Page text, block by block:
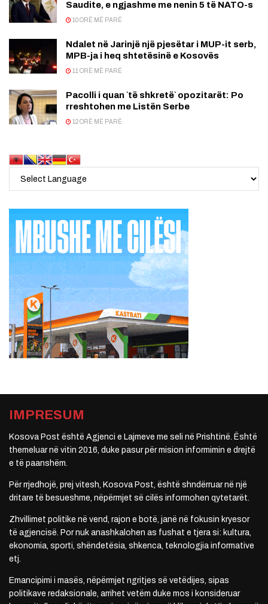
Saudite, e ngjashme me nenin 5 të NATO-s
10 ORË MË PARË
Ndalet në Jarinjë një pjesëtar i MUP-it serb,
MPB-ja i heq shtetësinë e Kosovës
11 ORË MË PARË
Pacolli i quan `të shkretë` opozitarët: Po
rreshtohen me Listën Serbe
12 ORË MË PARË
IMPRESUM
Kosova Post është Agjenci e Lajmeve me seli në Prishtinë. Është
themeluar në vitin 2016, duke pasur për mision informimin e drejtë
e të paanshëm.
Për rrjedhojë, prej vitesh, Kosova Post, është shndërruar në një
dritare të besueshme, nëpërmjet së cilës informohen qytetarët.
Zhvillimet politike në vend, rajon e botë, janë në fokusin kryesor
të agjencisë. Por nuk anashkalohen as fushat e tjera si: kultura,
ekonomia, sporti, shëndetësia, shkenca, teknologjia informative
etj.
Emancipimi i masës, nëpërmjet ngritjes së vetëdijes, sipas
politikave redaksionale, arrihet vetëm duke mos i konsideruar